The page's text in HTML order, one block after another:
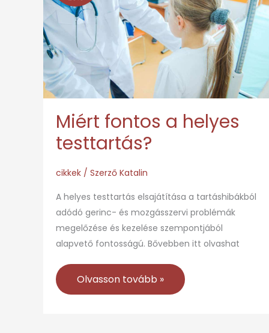
Miért fontos a helyes
testtartás?
cikkek / Szerző Katalin
A helyes testtartás elsajátítása a tartáshibákból
adódó gerinc- és mozgásszervi problémák
megelőzése és kezelése szempontjából
alapvető fontosságú. Bővebben itt olvashat
a
helyes
testtartás?
Olvasson tovább »